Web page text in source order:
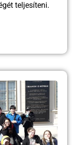
teljesíteni.